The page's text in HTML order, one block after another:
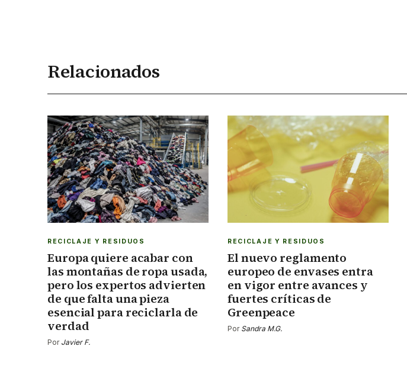
Relacionados
RECICLAJE Y RESIDUOS
Europa quiere acabar con
las montañas de ropa usada,
pero los expertos advierten
de que falta una pieza
esencial para reciclarla de
verdad
Por Javier F.
RECICLAJE Y RESIDUOS
El nuevo reglamento
europeo de envases entra
en vigor entre avances y
fuertes críticas de
Greenpeace
Por Sandra M.G.